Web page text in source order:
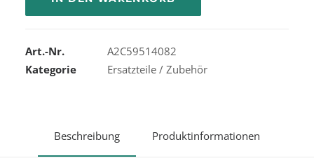
Art.-Nr.
A2C59514082
Kategorie
Ersatzteile / Zubehör
Beschreibung Produktinformationen